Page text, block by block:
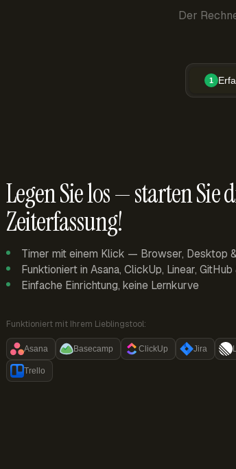
Der
1
Legen Sie los — starten Sie
Zeiterfassung!
Timer mit einem Klick — Browser, Desktop
Funktioniert in Asana, ClickUp, Linear, GitHub
Einfache Einrichtung, keine Lernkurve
Funktioniert mit Ihrem Lieblingstool:
Asana Basecamp ClickUp Jira
Trello